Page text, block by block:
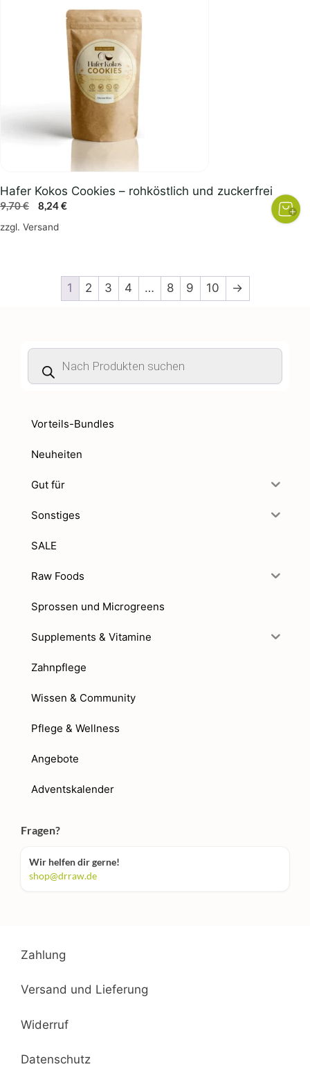
Hafer Kokos Cookies – rohköstlich und zuckerfrei
9,70€
Ursprünglicher
Preis
8,24€Aktueller
zzgl. Versand
1 2 3 4 … 8 9 10 →
Products
search
Vorteils-Bundles
Neuheiten
Gut für
Sonstiges
SALE
Raw Foods
Sprossen und Microgreens
Supplements & Vitamine
Zahnpflege
Wissen & Community
Pflege & Wellness
Angebote
Adventskalender
Fragen?
Wir helfen dir gerne!
shop@drraw.de
Zahlung
Versand und Lieferung
Widerruf
Datenschutz